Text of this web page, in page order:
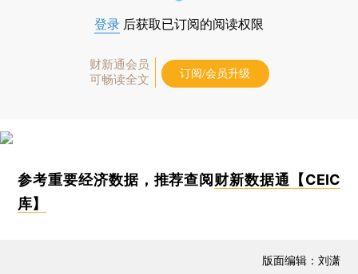
登录 后获取已订阅的阅读权限
财新通会员
可畅读全文
订阅/会员升级
参考重要经济数据，推荐查阅 财新数据通【CEIC
库】
版面编辑：刘潇